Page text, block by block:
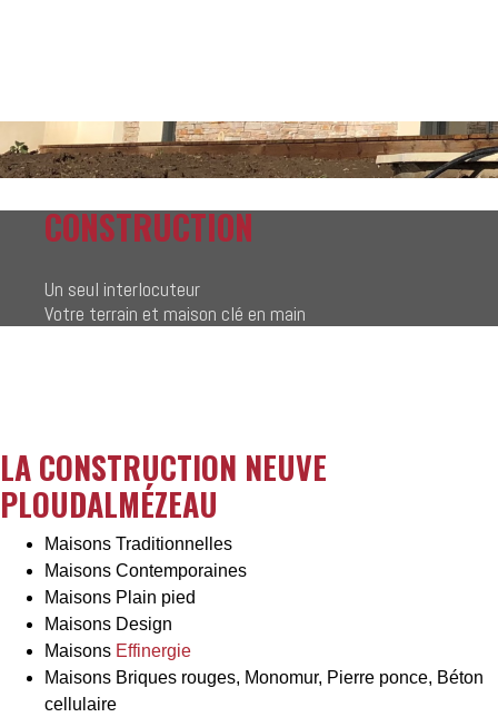
CONSTRUCTION
Un seul interlocuteur
Votre terrain et maison clé en main
LA CONSTRUCTION NEUVE
PLOUDALMÉZEAU
Maisons Traditionnelles
Maisons Contemporaines
Maisons Plain pied
Maisons Design
Maisons Effinergie
Maisons Briques rouges, Monomur, Pierre ponce, Béton
cellulaire